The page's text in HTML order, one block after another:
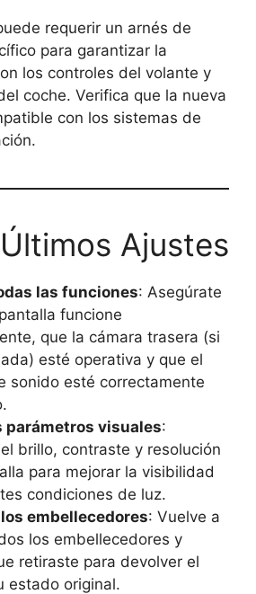
requerir un arnés de
para garantizar la
los controles del volante y
coche. Verifica que la nueva
con los sistemas de
Ajustes
las funciones: Asegúrate
funcione
que la cámara trasera (si
esté operativa y que el
sonido esté correctamente
parámetros visuales:
brillo, contraste y resolución
para mejorar la visibilidad
condiciones de luz.
embellecedores: Vuelve a
los embellecedores y
retiraste para devolver el
estado original.